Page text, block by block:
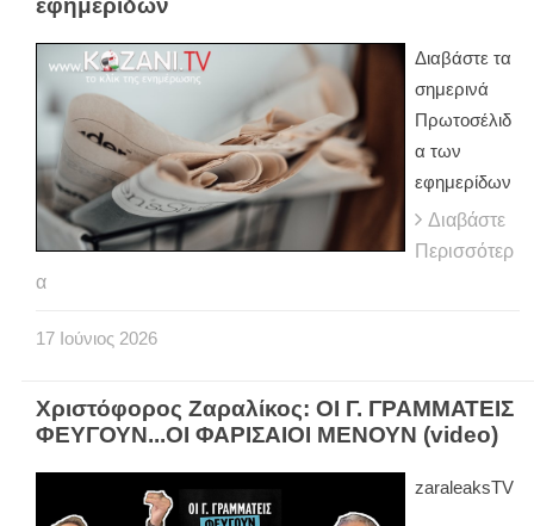
εφημερίδων
Διαβάστε τα
σημερινά
Πρωτοσέλιδ
α των
εφημερίδων
Διαβάστε
Περισσότερ
α
17 Ιούνιος 2026
Χριστόφορος Ζαραλίκος: ΟΙ Γ. ΓΡΑΜΜΑΤΕΙΣ
ΦΕΥΓΟΥΝ...ΟΙ ΦΑΡΙΣΑΙΟΙ ΜΕΝΟΥΝ (video)
zaraleaksTV